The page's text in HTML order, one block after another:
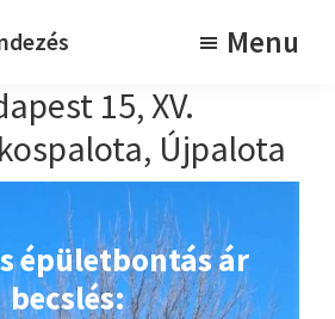
Menu
15, XV.
Újpalota
épületbontás ár
becslés: